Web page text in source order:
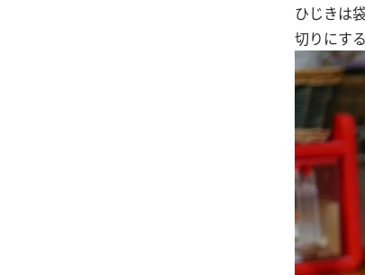
ひじきは
切りにする